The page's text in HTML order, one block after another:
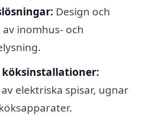
Design och
inomhus- och
köksinstallationer:
elektriska spisar, ugnar